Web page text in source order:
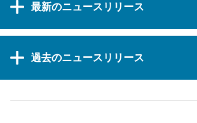
最新のニュースリリース
過去のニュースリリース